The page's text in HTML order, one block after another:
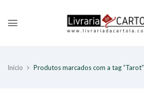
Início Produtos marcados com a tag “Tarot”